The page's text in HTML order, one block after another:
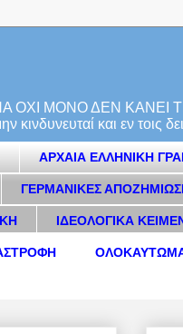
ΟΧΙ ΜΟΝΟ ΔΕΝ
και εν τοις
ΑΡΧΑΙΑ ΕΛΛΗΝΙΚΗ
ΓΕΡΜΑΝΙΚΕΣ
ΙΔΕΟΛΟΓΙΚΑ